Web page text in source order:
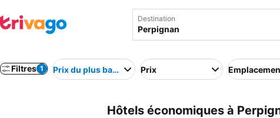
Destination
Filtres 1 Prix du plus bas au plus élevé
Prix
Hôtels économiques à